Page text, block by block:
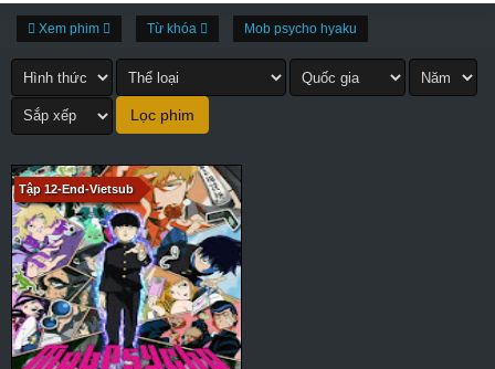
Xem phim Từ khóa Mob psycho hyaku
Tập 12-End-Vietsub